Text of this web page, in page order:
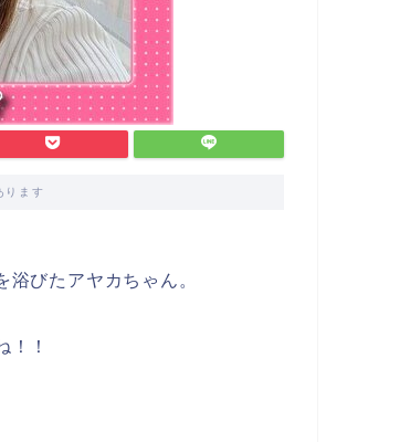
ります
びたアヤカちゃん。
！！